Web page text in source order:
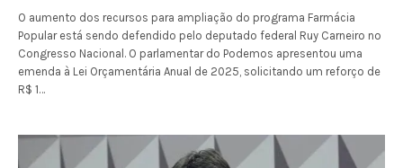
O aumento dos recursos para ampliação do programa Farmácia
Popular está sendo defendido pelo deputado federal Ruy Carneiro no
Congresso Nacional. O parlamentar do Podemos apresentou uma
emenda à Lei Orçamentária Anual de 2025, solicitando um reforço de
R$ 1…